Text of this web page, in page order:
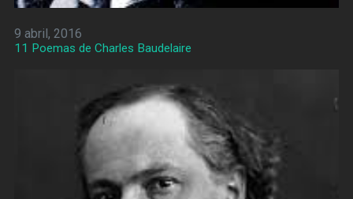
9 abril, 2016
11 Poemas de Charles Baudelaire